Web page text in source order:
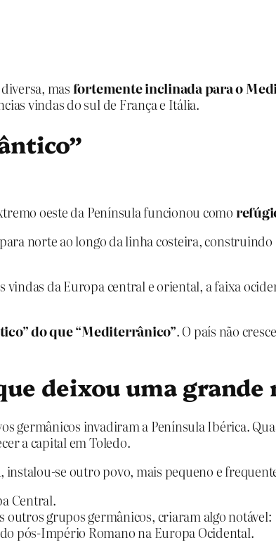
masfortemente inclinada para o
vindas do sul de França e Itália.
oeste da Península funcionou como
norte ao longo da linha costeira,
da Europa central e oriental, a faixa
do que “Mediterrânico”. O país não
deixou uma grande
germânicos invadiram a Península Ibérica.
a capital em Toledo.
, instalou‑se outro povo, mais pequeno e
Central.
grupos germânicos, criaram algo notável:
pós‑Império Romano na Europa Ocidental.